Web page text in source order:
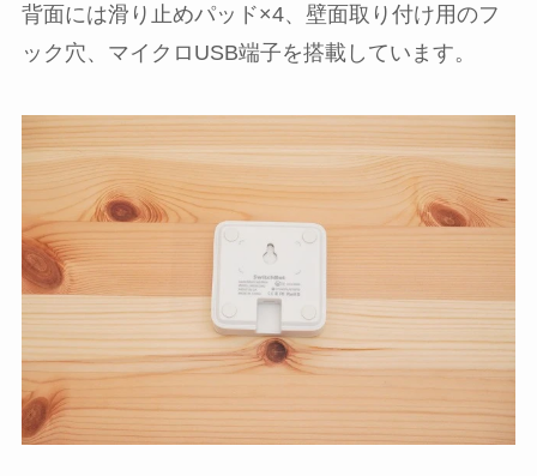
背面には滑り止めパッド×4、壁面取り付け用のフ
ック穴、マイクロUSB端子を搭載しています。